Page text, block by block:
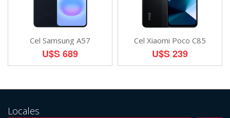
Cel Samsung A57
U$S 689
Cel Xiaomi Poco C85
U$S 239
Locales